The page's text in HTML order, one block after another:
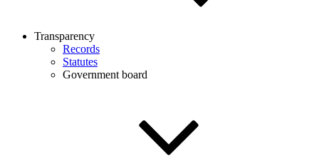
Transparency
Records
Statutes
Government board